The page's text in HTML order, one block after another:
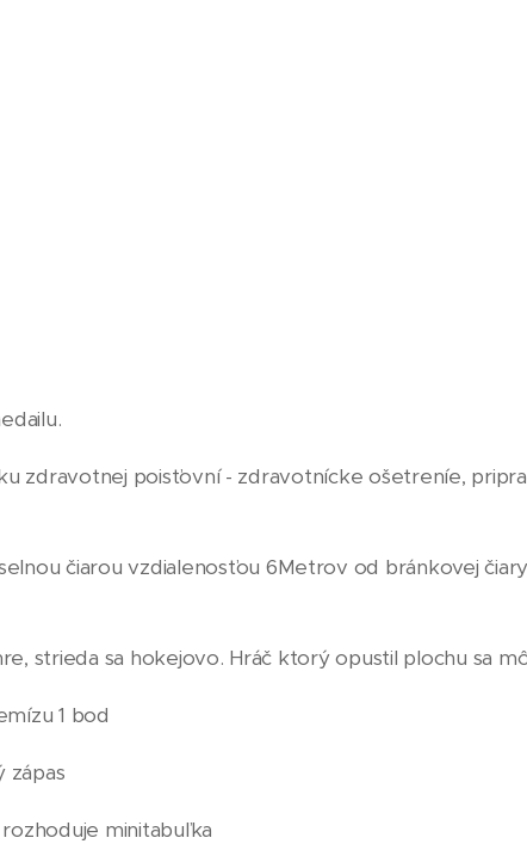
zdravotnej poisťovní - zdravotnícke ošetreníe,
čiarou vzdialenosťou 6Metrov od bránkovej
strieda sa hokejovo. Hráč ktorý opustil plochu sa
1 bod
zápas
minitabuľka